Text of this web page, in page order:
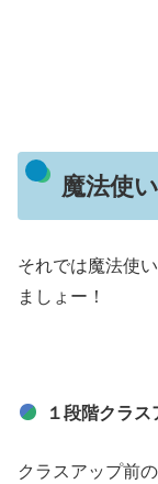
魔法使
それでは魔法使
ましょー！
１段階クラス
クラスアップ前